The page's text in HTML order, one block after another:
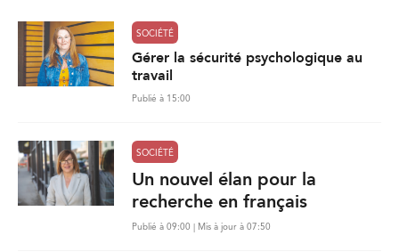
SOCIÉTÉ
Gérer la sécurité psychologique au
travail
Publié à 15:00
SOCIÉTÉ
Un nouvel élan pour la
recherche en français
Publié à 09:00 | Mis à jour à 07:50